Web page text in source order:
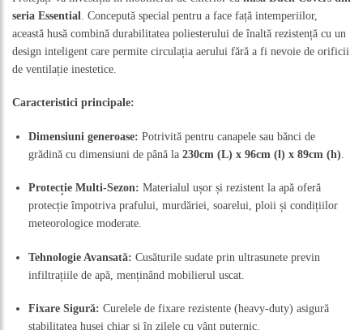
seria Essential
. Concepută special pentru a face față intemperiilor,
această husă combină durabilitatea poliesterului de înaltă rezistență cu un
design inteligent care permite circulația aerului fără a fi nevoie de orificii
de ventilație inestetice.
Caracteristici principale:
Dimensiuni generoase: Potrivită pentru canapele sau bănci de
grădină cu dimensiuni de până la 230cm (L) x 96cm (l) x 89cm (h)
Protecție Multi-Sezon: Materialul ușor și rezistent la apă oferă
protecție împotriva prafului, murdăriei, soarelui, ploii și condițiilor
meteorologice moderate.
Tehnologie Avansată: Cusăturile sudate prin ultrasunete previn
infiltrațiile de apă, menținând mobilierul uscat.
Fixare Sigură: Curelele de fixare rezistente (heavy-duty) asigură
stabilitatea husei chiar și în zilele cu vânt puternic.